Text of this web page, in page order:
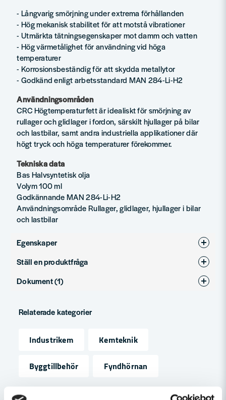
- Långvarig smörjning under extrema förhållanden
- Hög mekanisk stabilitet för att motstå vibrationer
- Utmärkta tätningsegenskaper mot damm och vatten
- Hög värmetålighet för användning vid höga
temperaturer
- Korrosionsbeständig för att skydda metallytor
- Godkänd enligt arbetsstandard MAN 284-Li-H2
Användningsområden
CRC Högtemperaturfett är idealiskt för smörjning av
rullager och glidlager i fordon, särskilt hjullager på bilar
och lastbilar, samt andra industriella applikationer där
högt tryck och höga temperaturer förekommer.
Tekniska data
Bas Halvsyntetisk olja
Volym 100 ml
Godkännande MAN 284-Li-H2
Användningsområde Rullager, glidlager, hjullager i bilar
och lastbilar
Egenskaper
Produkttyp
Ställ en produktfråga
question
Fråga oss något om denna produkten...
nameNamn
Dokument (1)
Högtemperaturfett 100 ml
Relaterade kategorier
Industrikem
Kemteknik
Byggtillbehör
Fyndhörnan